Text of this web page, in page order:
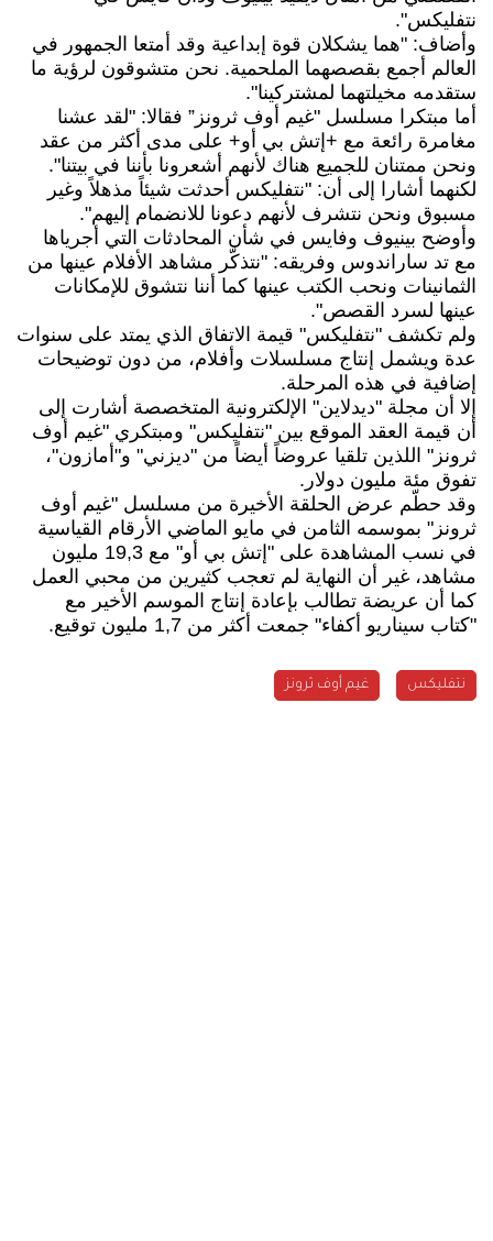
نتفليكس".
وأضاف: "هما يشكلان قوة إبداعية وقد أمتعا الجمهور في
العالم أجمع بقصصهما الملحمية. نحن متشوقون لرؤية ما
ستقدمه مخيلتهما لمشتركينا".
أما مبتكرا مسلسل "غيم أوف ثرونز” فقالا: "لقد عشنا
مغامرة رائعة مع +إتش بي أو+ على مدى أكثر من عقد
ونحن ممتنان للجميع هناك لأنهم أشعرونا بأننا في بيتنا".
لكنهما أشارا إلى أن: "نتفليكس أحدثت شيئاً مذهلاً وغير
مسبوق ونحن نتشرف لأنهم دعونا للانضمام إليهم".
وأوضح بينيوف وفايس في شأن المحادثات التي أجرياها
مع تد ساراندوس وفريقه: "نتذكّر مشاهد الأفلام عينها من
الثمانينات ونحب الكتب عينها كما أننا نتشوق للإمكانات
عينها لسرد القصص".
ولم تكشف "نتفليكس" قيمة الاتفاق الذي يمتد على سنوات
عدة ويشمل إنتاج مسلسلات وأفلام، من دون توضيحات
إضافية في هذه المرحلة.
إلا أن مجلة "ديدلاين" الإلكترونية المتخصصة أشارت إلى
أن قيمة العقد الموقع بين "نتفليكس" ومبتكري "غيم أوف
ثرونز" اللذين تلقيا عروضاً أيضاً من "ديزني" و"أمازون"،
تفوق مئة مليون دولار.
وقد حطّم عرض الحلقة الأخيرة من مسلسل "غيم أوف
ثرونز" بموسمه الثامن في مايو الماضي الأرقام القياسية
في نسب المشاهدة على "إتش بي أو" مع 19,3 مليون
مشاهد، غير أن النهاية لم تعجب كثيرين من محبي العمل
كما أن عريضة تطالب بإعادة إنتاج الموسم الأخير مع
"كتاب سيناريو أكفاء" جمعت أكثر من 1,7 مليون توقيع.
نتفليكس غيم أوف ثرونز